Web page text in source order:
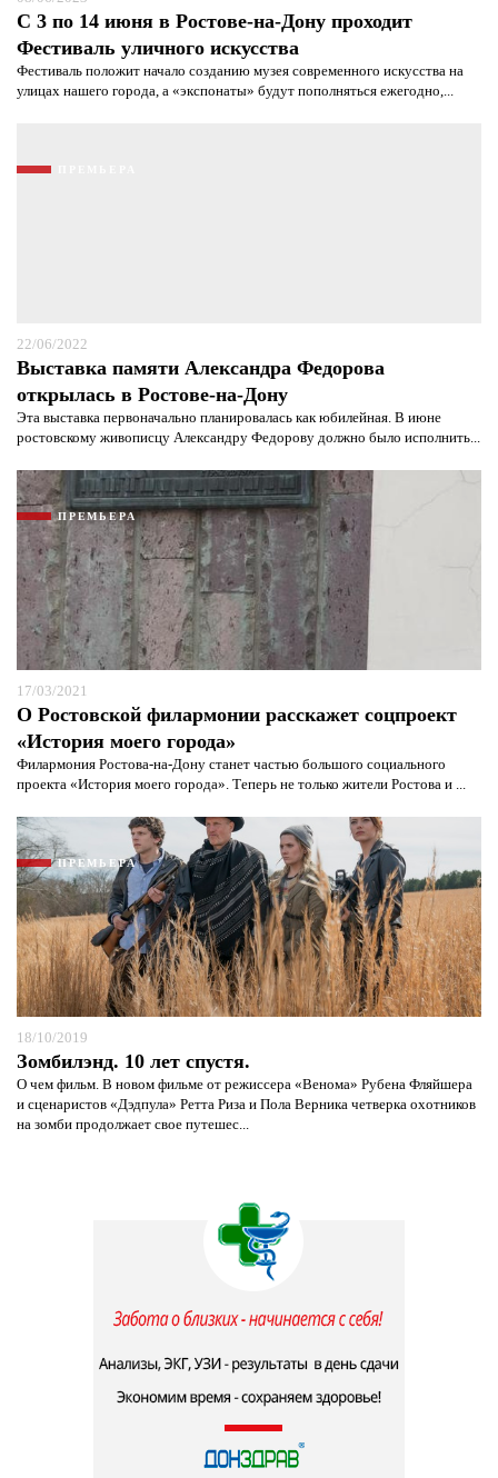
С 3 по 14 июня в Ростове-на-Дону проходит
Фестиваль уличного искусства
Фестиваль положит начало созданию музея современного искусства на
улицах нашего города, а «экспонаты» будут пополняться ежегодно,...
22/06/2022
Выставка памяти Александра Федорова
открылась в Ростове-на-Дону
Эта выставка первоначально планировалась как юбилейная. В июне
ростовскому живописцу Александру Федорову должно было исполнить...
ПРЕМЬЕРА
17/03/2021
О Ростовской филармонии расскажет соцпроект
«История моего города»
Филармония Ростова-на-Дону станет частью большого социального
проекта «История моего города». Теперь не только жители Ростова и ...
ПРЕМЬЕРА
18/10/2019
Зомбилэнд. 10 лет спустя.
О чем фильм. В новом фильме от режиссера «Венома» Рубена Фляйшера
и сценаристов «Дэдпула» Ретта Риза и Пола Верника четверка охотников
на зомби продолжает свое путешес...
Я согласен с политикой конфиденциальности и
защиты информации*
Я согласен сполитикой конфиденциальности и
защиты информации*